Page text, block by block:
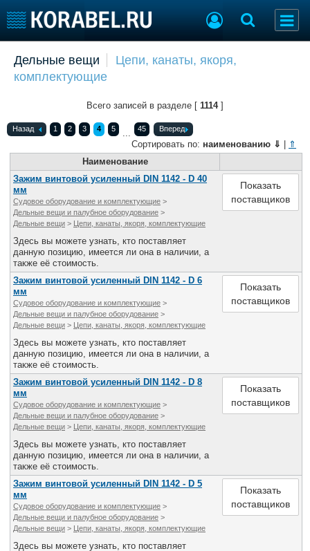
Судостроение
Компании
Крюинг
Журнал
Реклама
Продажа флота
Оборудование
Изделия
Материалы
Услуги
Конференции
Выставки и семинары
Личности
Словарь
Флот
Форум
Дельные вещи
Цепи, канаты, якоря,
комплектующие
Всего записей в разделе [ 1114]
Назад 1 2 3 4 5 ... 45 Вперед
Сортировать по: наименованию ⇓
⇑
Наименование
Зажим винтовой усиленный DIN 1142 - D 40
мм
Судовое оборудование и комплектующие >
Дельные вещи и палубное оборудование >
Дельные вещи > Цепи, канаты, якоря, комплектующие
Здесь вы можете узнать, кто поставляет
данную позицию, имеется ли она в наличии, а
также её стоимость.
Показать
поставщиков
Зажим винтовой усиленный DIN 1142 - D 6
мм
Судовое оборудование и комплектующие >
Дельные вещи и палубное оборудование >
Дельные вещи > Цепи, канаты, якоря, комплектующие
Здесь вы можете узнать, кто поставляет
данную позицию, имеется ли она в наличии, а
также её стоимость.
Показать
поставщиков
Зажим винтовой усиленный DIN 1142 - D 8
мм
Судовое оборудование и комплектующие >
Дельные вещи и палубное оборудование >
Дельные вещи > Цепи, канаты, якоря, комплектующие
Здесь вы можете узнать, кто поставляет
данную позицию, имеется ли она в наличии, а
также её стоимость.
Показать
поставщиков
Зажим винтовой усиленный DIN 1142 - D 5
мм
Судовое оборудование и комплектующие >
Дельные вещи и палубное оборудование >
Дельные вещи > Цепи, канаты, якоря, комплектующие
Здесь вы можете узнать, кто поставляет
Показать
поставщиков